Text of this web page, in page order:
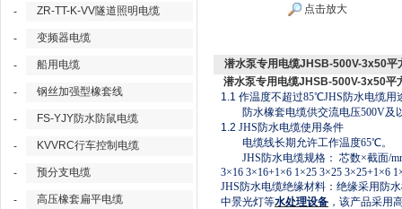
- ZR-TT-K-VV隧道照明电缆
- 变频器电缆
- 船用电缆
- 钢丝加强型橡套线
- FS-YJY防水防鼠电缆
- KVVRC行车控制电缆
- 预分支电缆
- 高压橡套扁平电缆
点击放大
潜水泵专用电缆JHSB-500V-3x50平
潜水泵专用电缆JHSB-500V-3x50平
1.1 作温度不超过85℃JHS防水电缆用
防水橡套电缆供交流电压500V及
1.2 JHS防水电缆使用条件
电缆线长期允许工作温度65℃。
JHS防水电缆规格： 芯数×截面/
3×16 3×16+1×6 1×25 3×25 3×25+1×6
JHS防水电缆绝缘材料：绝缘采用防
中景光灯等水处理设备 ，该产品采用